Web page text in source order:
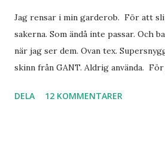
Jag rensar i min garderob. För att
sakerna. Som ändå inte passar. Och
när jag ser dem. Ovan tex.
skinn från GANT. Aldrig använda.
sköna. Stilrena. Snygga. Jag har
DELA 12 KOMMENTARER